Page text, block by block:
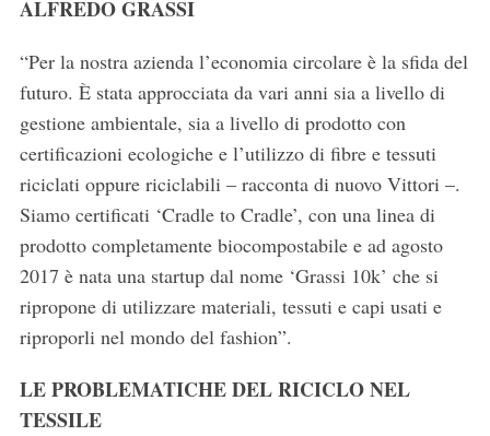
ALFREDO GRASSI
“Per la nostra azienda l’economia circolare è la sfida del
futuro. È stata approcciata da vari anni sia a livello di
gestione ambientale, sia a livello di prodotto con
certificazioni ecologiche e l’utilizzo di fibre e tessuti
riciclati oppure riciclabili – racconta di nuovo Vittori –.
Siamo certificati ‘Cradle to Cradle’, con una linea di
prodotto completamente biocompostabile e ad agosto
2017 è nata una startup dal nome ‘Grassi 10k’ che si
ripropone di utilizzare materiali, tessuti e capi usati e
riproporli nel mondo del fashion”.
LE PROBLEMATICHE DEL RICICLO NEL
TESSILE